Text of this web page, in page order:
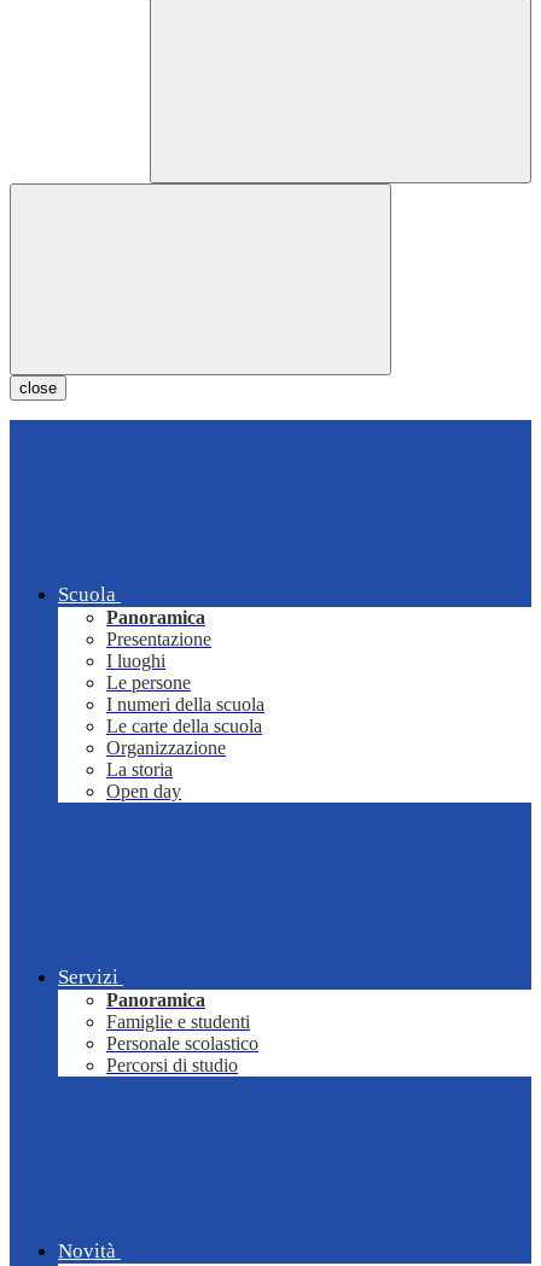
close
Scuola
Panoramica
Presentazione
I luoghi
Le persone
I numeri della scuola
Le carte della scuola
Organizzazione
La storia
Open day
Servizi
Panoramica
Famiglie e studenti
Personale scolastico
Percorsi di studio
Novità